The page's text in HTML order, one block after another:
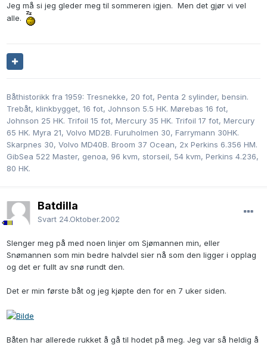
Jeg må si jeg gleder meg til sommeren igjen. Men det gjør vi vel
alle.
Båthistorikk fra 1959: Tresnekke, 20 fot, Penta 2 sylinder, bensin.
Trebåt, klinkbygget, 16 fot, Johnson 5.5 HK. Mørebas 16 fot,
Johnson 25 HK. Trifoil 15 fot, Mercury 35 HK. Trifoil 17 fot, Mercury
65 HK. Myra 21, Volvo MD2B. Furuholmen 30, Farrymann 30HK.
Skarpnes 30, Volvo MD40B. Broom 37 Ocean, 2x Perkins 6.356 HM.
GibSea 522 Master, genoa, 96 kvm, storseil, 54 kvm, Perkins 4.236,
80 HK.
Batdilla
Svart 24.Oktober.2002
Slenger meg på med noen linjer om Sjømannen min, eller
Snømannen som min bedre halvdel sier nå som den ligger i opplag
og det er fullt av snø rundt den.
Det er min første båt og jeg kjøpte den for en 7 uker siden.
Båten har allerede rukket å gå til hodet på meg. Jeg var så heldig å